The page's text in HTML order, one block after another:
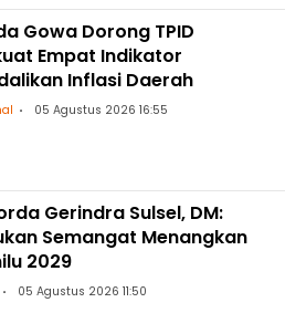
Gowa Dorong TPID
Empat Indikator
Inflasi Daerah
05 Agustus 2026 16:55
Gerindra Sulsel, DM:
Semangat Menangkan
2029
05 Agustus 2026 11:50